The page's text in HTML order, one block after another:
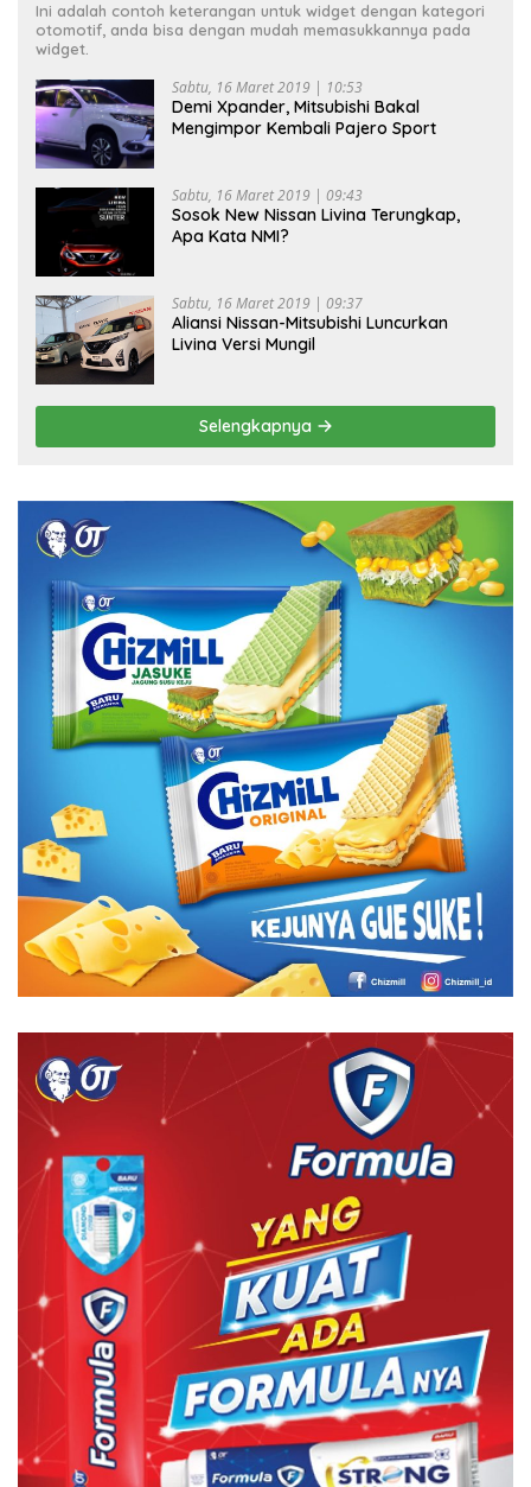
Ini adalah contoh keterangan untuk widget dengan kategori
otomotif, anda bisa dengan mudah memasukkannya pada
widget.
Sabtu, 16 Maret 2019 | 10:53
Demi Xpander, Mitsubishi Bakal
Mengimpor Kembali Pajero Sport
Sabtu, 16 Maret 2019 | 09:43
Sosok New Nissan Livina Terungkap,
Apa Kata NMI?
Sabtu, 16 Maret 2019 | 09:37
Aliansi Nissan-Mitsubishi Luncurkan
Livina Versi Mungil
Selengkapnya